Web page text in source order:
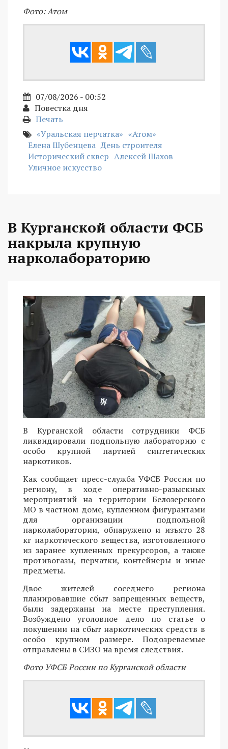
Фото: Атом
07/08/2026 - 00:52
Повестка дня
Печать
«Уральская перчатка» «Атом»
Елена Шубенцева День строителя
Исторический сквер Алексей Шахов
Уличное искусство
В Курганской области ФСБ
накрыла крупную
нарколабораторию
В Курганской области сотрудники ФСБ
ликвидировали подпольную лабораторию с
особо крупной партией синтетических
наркотиков.
Как сообщает пресс-служба УФСБ России по
региону, в ходе оперативно-разыскных
мероприятий на территории Белозерского
МО в частном доме, купленном фигурантами
для организации подпольной
нарколаборатории, обнаружено и изъято 28
кг наркотического вещества, изготовленного
из заранее купленных прекурсоров, а также
противогазы, перчатки, контейнеры и иные
предметы.
Двое жителей соседнего региона
планировавшие сбыт запрещенных веществ,
были задержаны на месте преступления.
Возбуждено уголовное дело по статье о
покушении на сбыт наркотических средств в
особо крупном размере. Подозреваемые
отправлены в СИЗО на время следствия.
Фото УФСБ России по Курганской области